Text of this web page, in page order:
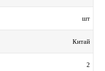
шт
Китай
2